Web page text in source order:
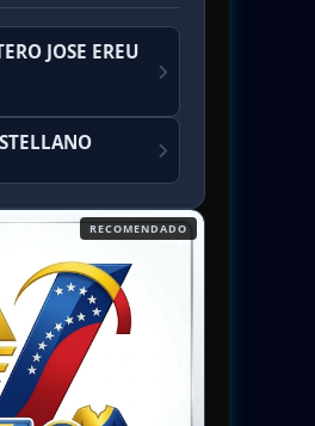
JOSE EREU
RECOMENDADO